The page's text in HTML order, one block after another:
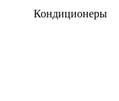
Кондиционеры